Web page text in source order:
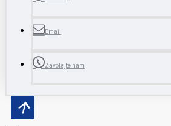
Email
Zavolajte nám